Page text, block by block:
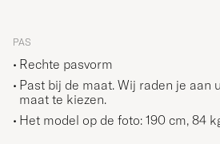
PAS
Rechte pasvorm
Past bij de maat. Wij raden je aan
maat te kiezen.
Het model op de foto: 190 cm, 84